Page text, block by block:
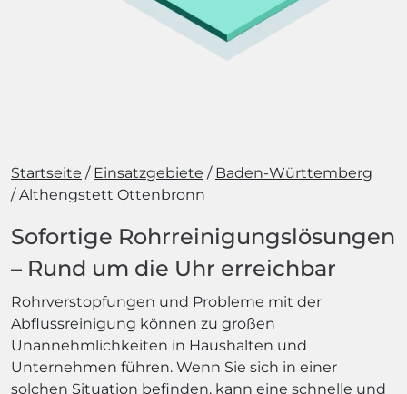
Startseite Einsatzgebiete
Baden-Württemberg
Althengstett Ottenbronn
Sofortige Rohrreinigungslösungen
– Rund um die Uhr erreichbar
Rohrverstopfungen und Probleme mit der
Abflussreinigung können zu großen
Unannehmlichkeiten in Haushalten und
Unternehmen führen. Wenn Sie sich in einer
solchen Situation befinden, kann eine schnelle und